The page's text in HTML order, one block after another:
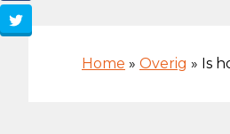
Home » Overig » Is